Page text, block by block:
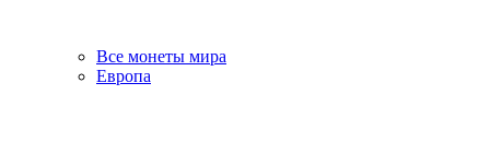
Все монеты мира
Европа